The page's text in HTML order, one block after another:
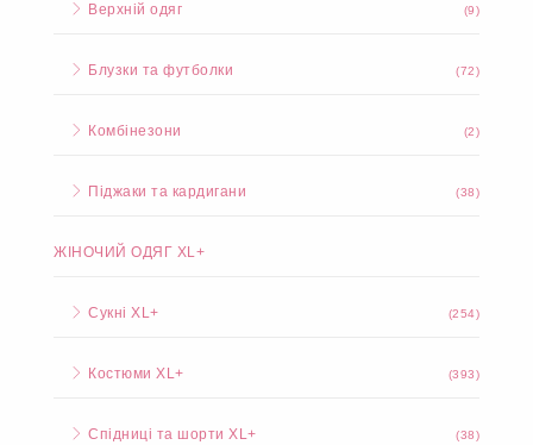
Верхній одяг (9)
Блузки та футболки (72)
Комбінезони (2)
Піджаки та кардигани (38)
ЖІНОЧИЙ ОДЯГ XL+
Сукні XL+ (254)
Костюми XL+ (393)
Спідниці та шорти XL+ (38)